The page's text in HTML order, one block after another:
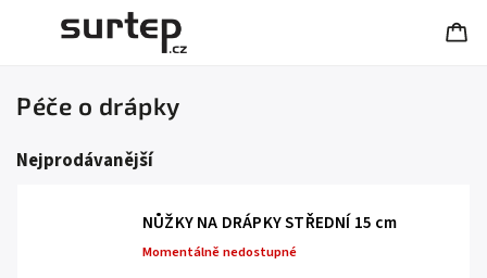
Péče o drápky
Nejprodávanější
NŮŽKY NA DRÁPKY STŘEDNÍ 15 cm
Momentálně nedostupné